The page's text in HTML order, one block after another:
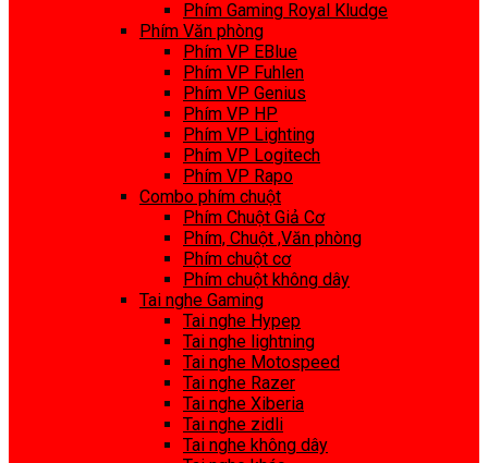
Phím Gaming Royal Kludge
Phím Văn phòng
Phím VP EBlue
Phím VP Fuhlen
Phím VP Genius
Phím VP HP
Phím VP Lighting
Phím VP Logitech
Phím VP Rapo
Combo phím chuột
Phím Chuột Giả Cơ
Phím, Chuột ,Văn phòng
Phím chuột cơ
Phím chuột không dây
Tai nghe Gaming
Tai nghe Hypep
Tai nghe lightning
Tai nghe Motospeed
Tai nghe Razer
Tai nghe Xiberia
Tai nghe zidli
Tai nghe không dây